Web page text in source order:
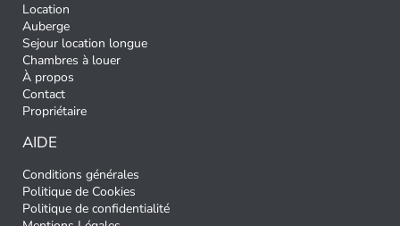
Location
Auberge
Sejour location longue
Chambres à louer
À propos
Contact
Propriétaire
AIDE
Conditions générales
Politique de Cookies
Politique de confidentialité